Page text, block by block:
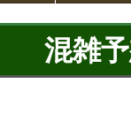
混雑